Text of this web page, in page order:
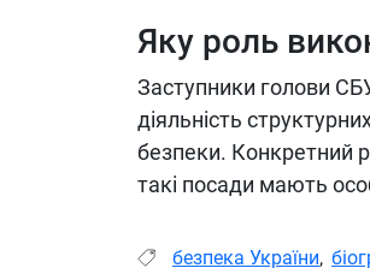
Яку роль
Заступники голови
діяльність
безпеки. Конкретний
такі посади мають
безпека України,